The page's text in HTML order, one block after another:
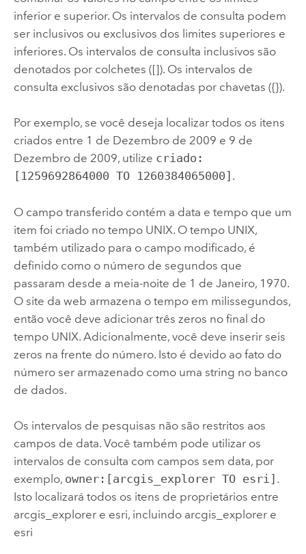
inferior e superior. Os intervalos de consulta podem
ser inclusivos ou exclusivos dos limites superiores e
inferiores. Os intervalos de consulta inclusivos são
denotados por colchetes ([]). Os intervalos de
consulta exclusivos são denotadas por chavetas ({}).
Por exemplo, se você deseja localizar todos os itens
criados entre 1 de Dezembro de 2009 e 9 de
Dezembro de 2009, utilize criado:
[1259692864000 TO 1260384065000] .
O campo transferido contém a data e tempo que um
item foi criado no tempo UNIX. O tempo UNIX,
também utilizado para o campo modificado, é
definido como o número de segundos que
passaram desde a meia-noite de 1 de Janeiro, 1970.
O site da web armazena o tempo em milissegundos,
então você deve adicionar três zeros no final do
tempo UNIX. Adicionalmente, você deve inserir seis
zeros na frente do número. Isto é devido ao fato do
número ser armazenado como uma string no banco
de dados.
Os intervalos de pesquisas não são restritos aos
campos de data. Você também pode utilizar os
intervalos de consulta com campos sem data, por
exemplo, owner:[arcgis_explorer TO esri] .
Isto localizará todos os itens de proprietários entre
arcgis_explorer e esri, incluindo arcgis_explorer e
esri